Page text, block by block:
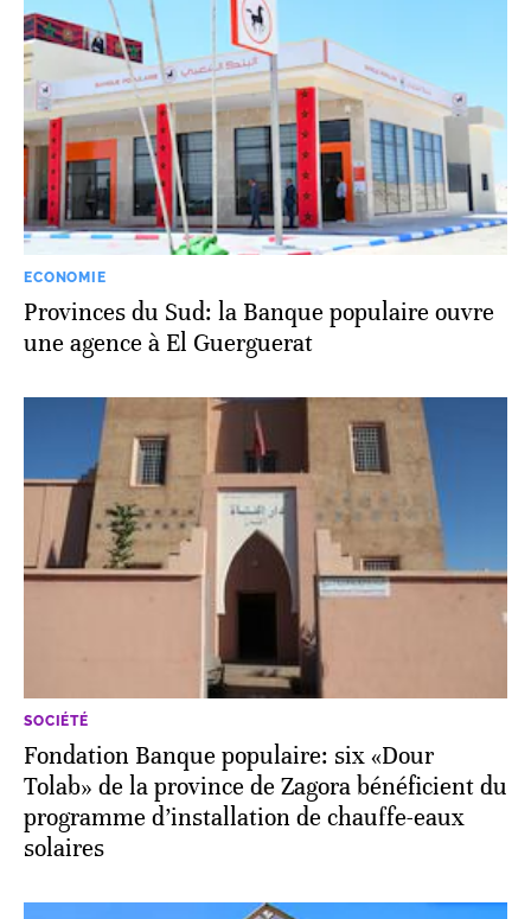
ECONOMIE
Provinces du Sud: la Banque populaire ouvre
une agence à El Guerguerat
SOCIÉTÉ
Fondation Banque populaire: six «Dour
Tolab» de la province de Zagora bénéficient du
programme d’installation de chauffe-eaux
solaires